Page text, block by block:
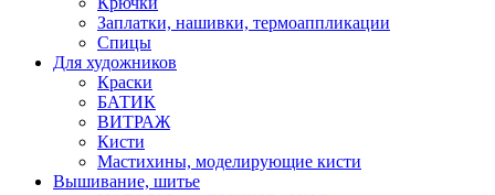
Заплатки, нашивки, термоаппликации
Спицы
Для художников
Краски
БАТИК
ВИТРАЖ
Кисти
Мастихины, моделирующие кисти
Вышивание, шитье